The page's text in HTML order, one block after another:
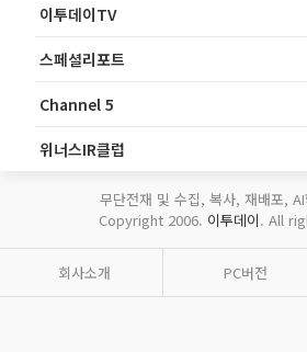
이투데이TV
스페셜리포트
Channel 5
위너스IR클럽
무단전재 및 수집, 복사, 재배포,
Copyright 2006. 이투데이. All
회사소개 PC버전